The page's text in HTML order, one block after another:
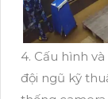
4. Cấu hình
đội ngũ kỹ